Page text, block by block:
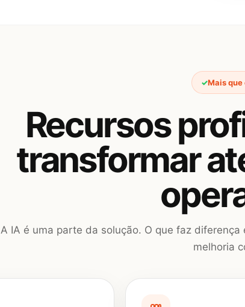
Mais
Recursos
transformar
A IA é uma parte da solução. O que faz
melhoria